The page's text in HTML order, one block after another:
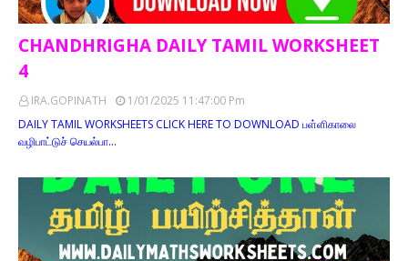
CHANDHRIGHA DAILY TAMIL WORKSHEET
4
IRA.GOPINATH
1/01/2025 11:47:00 Pm
DAILY TAMIL WORKSHEETS CLICK HERE TO DOWNLOAD பள்ளிகாலை
வழிபாட்டுச் செயல்பா…